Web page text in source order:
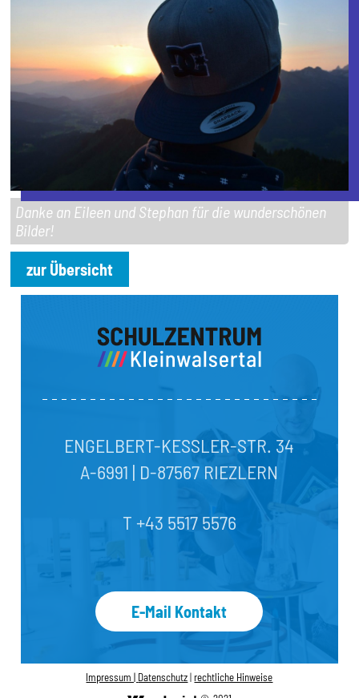
Danke an Eileen und Stephan für die wunderschönen
Bilder!
zur Übersicht
ENGELBERT-KESSLER-STR. 34
A-6991 | D-87567 RIEZLERN
T +43 5517 5576
E-Mail Kontakt
Impressum | Datenschutz|rechtliche Hinweise